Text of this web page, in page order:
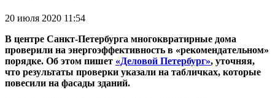
20 июля 2020 11:54
В центре Санкт-Петербурга многоквратирные дома
проверили на энергоэффективность в «рекомендательном»
порядке. Об этом пишет «Деловой Петербург», уточняя,
что результаты проверки указали на табличках, которые
повесили на фасады зданий.